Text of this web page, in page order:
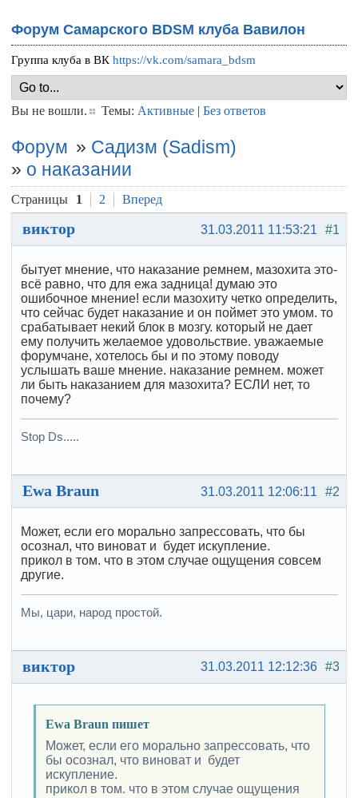
Форум Самарского BDSM клуба Вавилон
Группа клуба в ВКhttps://vk.com/samara_bdsm
Вы не вошли. Темы: Активные |Без ответов
Форум » Садизм (Sadism)
» о наказании
Страницы 1 2 Вперед
#1
31.03.2011 11:53:21
виктор
бытует мнение, что наказание ремнем, мазохита это-
всё равно, что для ежа задница! думаю это
ошибочное мнение! если мазохиту четко определить,
что сейчас будет наказание и он поймет это умом. то
срабатывает некий блок в мозгу. который не дает
ему получить желаемое удовольствие. уважаемые
форумчане, хотелось бы и по этому поводу
услышать ваше мнение. наказание ремнем. может
ли быть наказанием для мазохита? ЕСЛИ нет, то
почему?
Stop Ds.....
#2
31.03.2011 12:06:11
Ewa Braun
Может, если его морально запрессовать, что бы
осознал, что виноват и будет искупление.
прикол в том. что в этом случае ощущения совсем
другие.
Мы, цари, народ простой.
#3
31.03.2011 12:12:36
виктор
Ewa Braun пишет
Может, если его морально запрессовать, что
бы осознал, что виноват и будет
искупление.
прикол в том. что в этом случае ощущения